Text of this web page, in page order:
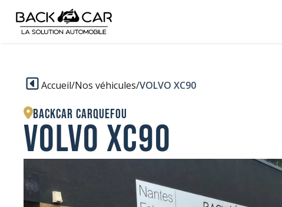
Accueil/Nos véhicules/VOLVO XC90
BACKCAR Carquefou
VOLVO XC90